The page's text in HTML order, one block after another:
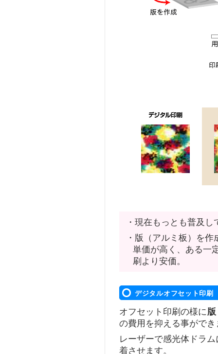
・現在もっとも普及
・版（アルミ板）を
単価が高く、ある一
刷より安価。
デジタルオフセット印刷
オフセット印刷の様に版
の費用を抑える事ができ
レーザーで感光体ドラ
着させます。